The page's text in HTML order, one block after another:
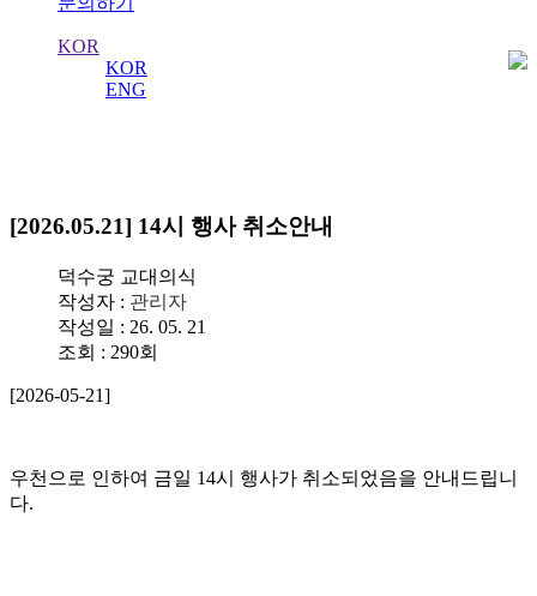
KOR
KOR
ENG
[2026.05.21] 14시 행사 취소안내
덕수궁 교대의식
작성자 : 관리자
작성일 : 26. 05. 21
조회 : 290회
[2026-05-21]
우천으로 인하여 금일 14시 행사가 취소되었음을 안내드립니
다.